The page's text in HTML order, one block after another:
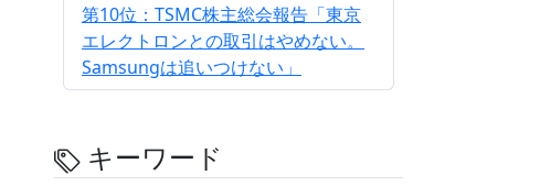
第10位：TSMC株主総会報告「東京
エレクトロンとの取引はやめない。
Samsungは追いつけない」
キーワード